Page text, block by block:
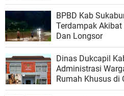
BPBD Kab
Terdampak
Dan Longsor
Dinas Dukcapil
Administrasi
Rumah Khusus di